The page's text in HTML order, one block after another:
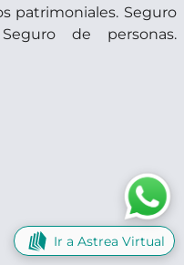
patrimoniales. Seguro
de personas.
Ir a Astrea Virtual